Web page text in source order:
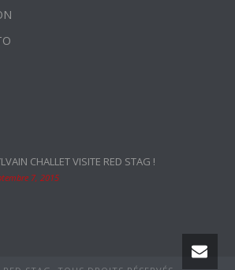
CHALLET VISITE RED STAG !
7, 2015